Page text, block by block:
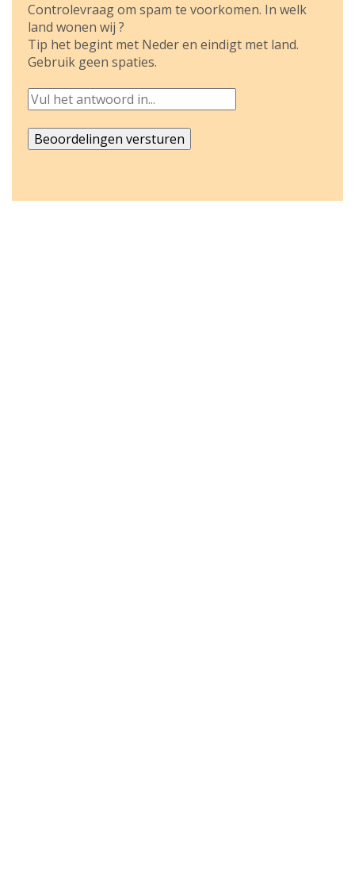
Controlevraag om spam te voorkomen. In welk
land wonen wij ?
Tip het begint met Neder en eindigt met land.
Gebruik geen spaties.